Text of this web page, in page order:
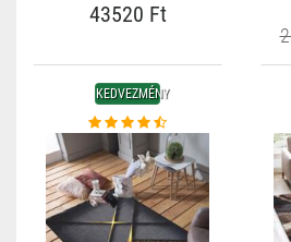
43520 Ft
KEDVEZMÉNY